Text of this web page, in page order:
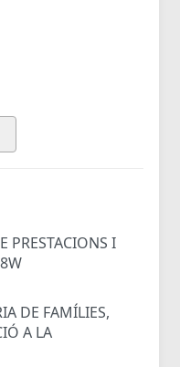
PRESTACIONS I
DE FAMÍLIES,
A LA